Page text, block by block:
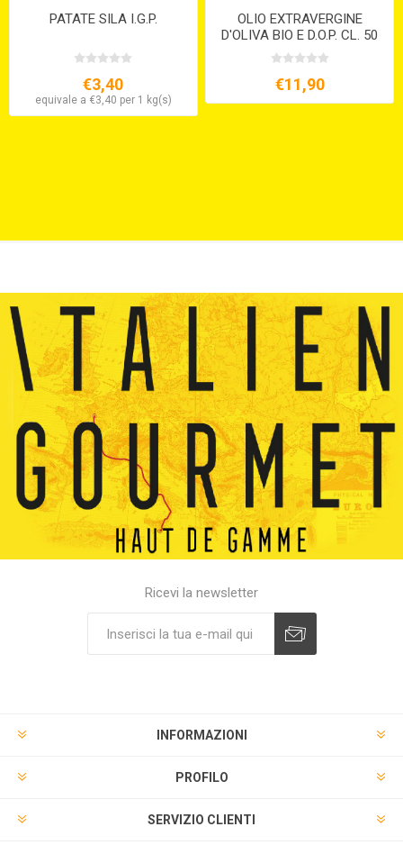
PATATE SILA I.G.P.
€3,40
equivale a €3,40 per 1 kg(s)
OLIO EXTRAVERGINE
D'OLIVA BIO E D.O.P. CL. 50
€11,90
Ricevi la newsletter
INFORMAZIONI
PROFILO
SERVIZIO CLIENTI